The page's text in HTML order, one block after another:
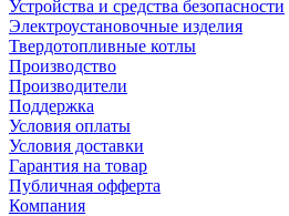
Устройства и средства безопасности
Электроустановочные изделия
Твердотопливные котлы
Производство
Производители
Поддержка
Условия оплаты
Условия доставки
Гарантия на товар
Публичная офферта
Компания